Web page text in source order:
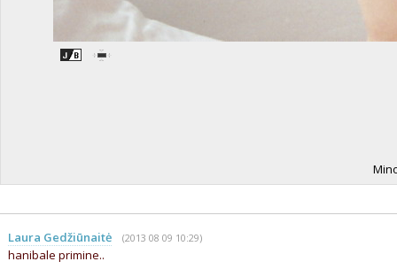
Laura Gedžiūnaitė (2013 08 09 10:29)
hanibale primine..